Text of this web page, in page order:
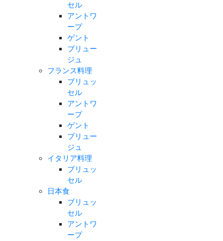
セル
アントワ
ープ
ゲント
ブリュー
ジュ
フランス料理
ブリュッ
セル
アントワ
ープ
ゲント
ブリュー
ジュ
イタリア料理
ブリュッ
セル
日本食
ブリュッ
セル
アントワ
ープ